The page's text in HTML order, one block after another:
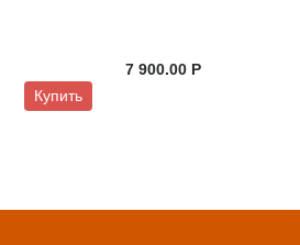
Купить
7 900.00 P